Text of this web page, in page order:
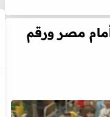
مصر ورقم